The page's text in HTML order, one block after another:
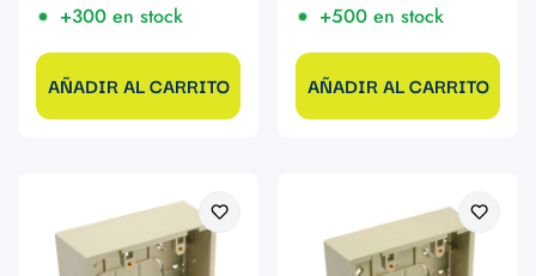
+300 en stock
AÑADIR AL CARRITO
+500 en stock
AÑADIR AL CARRITO